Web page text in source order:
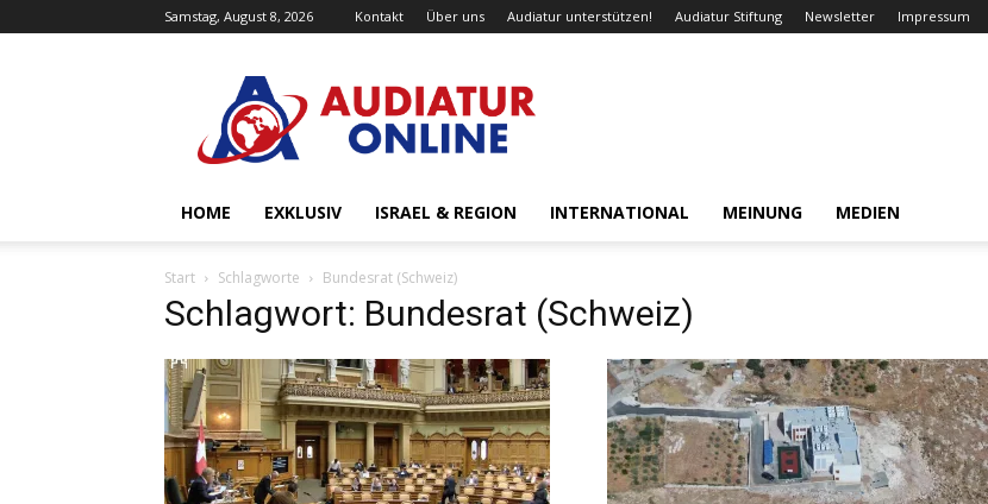
Samstag, August 8, 2026 Kontakt Über uns Audiatur unterstützen! Audiatur Stiftung Newsletter Impressum
Online
HOME EXKLUSIV ISRAEL & REGION INTERNATIONAL MEINUNG MEDIEN
Start Schlagworte Bundesrat (Schweiz)
Schlagwort: Bundesrat (Schweiz)